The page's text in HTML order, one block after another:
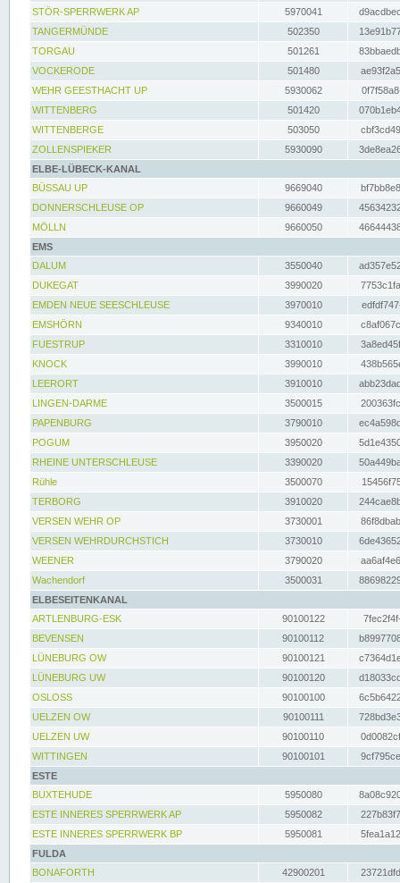
STÖR-SPERRWERK AP 5970041
TANGERMÜNDE
502350
TORGAU
501261
VOCKERODE
501480
WEHR GEESTHACHT UP
5930062
WITTENBERG
501420
WITTENBERGE
503050
ZOLLENSPIEKER
5930090
ELBE-LÜBECK-KANAL
BÜSSAU UP
9669040
DONNERSCHLEUSE OP
9660049
MÖLLN
9660050
EMS
DALUM
3550040
DUKEGAT
3990020
EMDEN NEUE SEESCHLEUSE
3970010
EMSHÖRN
9340010
FUESTRUP
3310010
KNOCK
3990010
LEERORT
3910010
LINGEN-DARME
3500015
PAPENBURG
3790010
POGUM
3950020
RHEINE UNTERSCHLEUSE
3390020
Rühle
3500070
TERBORG
3910020
VERSEN WEHR OP
3730001
VERSEN WEHRDURCHSTICH
3730010
WEENER
3790020
Wachendorf
3500031
ELBESEITENKANAL
ARTLENBURG-ESK
90100122
BEVENSEN
90100112
LÜNEBURG OW
90100121
LÜNEBURG UW
90100120
OSLOSS
90100100
UELZEN OW
90100111
UELZEN UW
90100110
WITTINGEN
90100101
ESTE
BUXTEHUDE
5950080
ESTE INNERES SPERRWERK AP
5950082
ESTE INNERES SPERRWERK BP
5950081
FULDA
BONAFORTH
42900201